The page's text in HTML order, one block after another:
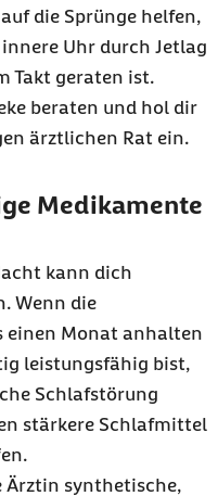
die Sprünge helfen,
Uhr durch Jetlag
Takt geraten ist.
beraten und hol dir
ärztlichen Rat ein.
Medikamente
kann dich
Wenn die
einen Monat anhalten
leistungsfähig bist,
Schlafstörung
stärkere Schlafmittel
Ärztin synthetische,